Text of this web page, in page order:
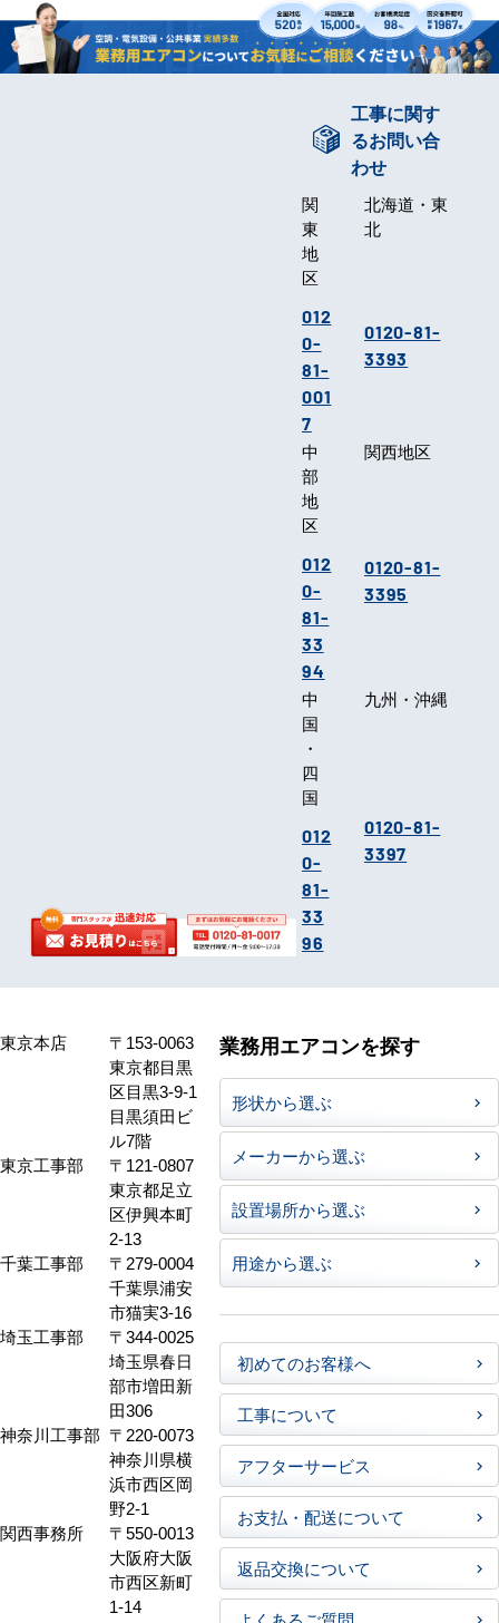
工事に関す
るお問い合
わせ
関
東
地
区
012
0-
81-
001
7
北海道・東
北
0120-81-
3393
中
部
地
区
012
0-
81-
33
94
関西地区
0120-81-
3395
中
国
・
四
国
012
0-
81-
33
96
九州・沖縄
0120-81-
3397
東京本店
〒153-0063
東京都目黒
区目黒3-9-1
目黒須田ビ
ル7階
東京工事部
〒121-0807
東京都足立
区伊興本町
2-13
千葉工事部
〒279-0004
千葉県浦安
市猫実3-16
埼玉工事部
〒344-0025
埼玉県春日
部市増田新
田306
神奈川工事部 〒220-0073
神奈川県横
浜市西区岡
野2-1
関西事務所
〒550-0013
大阪府大阪
市西区新町
1-14
業務用エアコンを探す
形状から選ぶ
メーカーから選ぶ
設置場所から選ぶ
用途から選ぶ
初めてのお客様へ
工事について
アフターサービス
お支払・配送について
返品交換について